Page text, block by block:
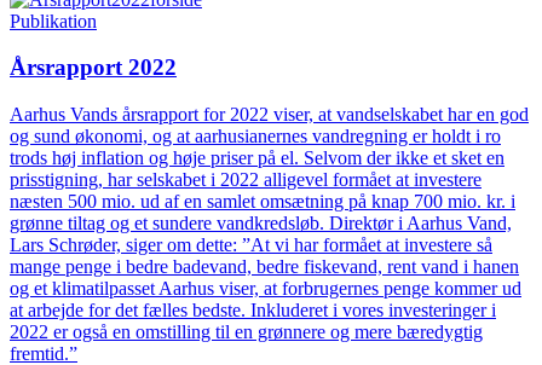
Publikation
Årsrapport 2022
Aarhus Vands årsrapport for 2022 viser, at vandselskabet har en god
og sund økonomi, og at aarhusianernes vandregning er holdt i ro
trods høj inflation og høje priser på el. Selvom der ikke et sket en
prisstigning, har selskabet i 2022 alligevel formået at investere
næsten 500 mio. ud af en samlet omsætning på knap 700 mio. kr. i
grønne tiltag og et sundere vandkredsløb. Direktør i Aarhus Vand,
Lars Schrøder, siger om dette: ”At vi har formået at investere så
mange penge i bedre badevand, bedre fiskevand, rent vand i hanen
og et klimatilpasset Aarhus viser, at forbrugernes penge kommer ud
at arbejde for det fælles bedste. Inkluderet i vores investeringer i
2022 er også en omstilling til en grønnere og mere bæredygtig
fremtid.”